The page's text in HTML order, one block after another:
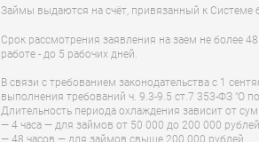
Займы выдаются на счёт, привязанный к
Срок рассмотрения заявления на заем не более
работе - до 5 рабочих дней.
В связи с требованием законодательства с 1
выполнения требований ч. 9.3-9.5 ст.7 353-ФЗ "О
Длительность периода охлаждения зависит от
— 4 часа — для займов от 50 000 до 200 000
— 48 часов — для займов свыше 200 000 рублей.